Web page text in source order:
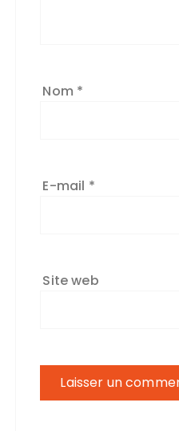
Nom *
E-mail *
Site web